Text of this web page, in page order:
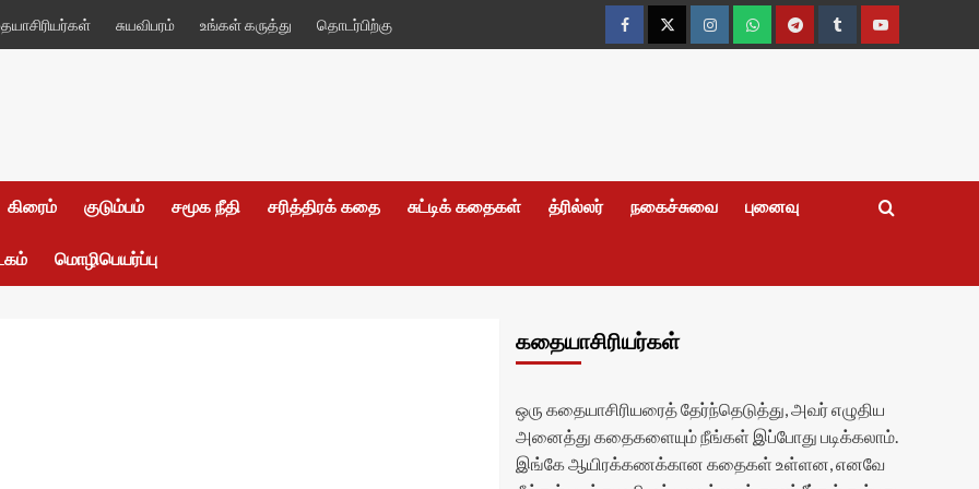
சுயவிபரம் உங்கள் கருத்து தொடர்பிற்கு
FacebookTwitterInstagramWhatsappTelegramTumblrYouTube
கிரைம் குடும்பம் சமூக நீதி சரித்திரக் கதை சுட்டிக் கதைகள் த்ரில்லர் நகைச்சுவை புனைவு
மொழிபெயர்ப்பு
கதையாசிரியர்கள்
ஒரு கதையாசிரியரைத் தேர்ந்தெடுத்து, அவர் எழுதிய
அனைத்து கதைகளையும் நீங்கள் இப்போது படிக்கலாம்.
இங்கே ஆயிரக்கணக்கான கதைகள் உள்ளன, எனவே